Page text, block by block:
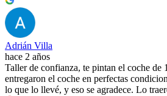
Adrián Villa
hace 2 años
Taller de confianza, te pintan el coche de
entregaron el coche en perfectas
lo que lo llevé, y eso se agradece. Lo